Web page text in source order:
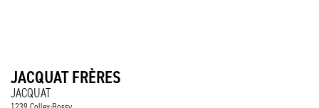
JACQUAT FRÈRES
JACQUAT